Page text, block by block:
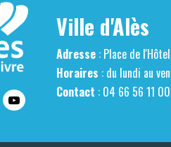
Ville d'Alès
Adresse: Place de
Horaires : du lundi au
Contact : 04 66 56 11